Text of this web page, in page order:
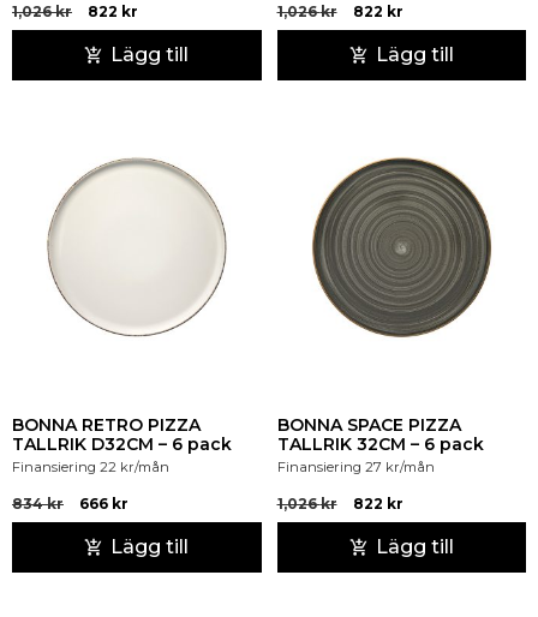
1,026kr 822 kr
Lägg till
1,026kr 822 kr
Lägg till
BONNA RETRO PIZZA
TALLRIK D32CM – 6 pack
Finansiering 22 kr/mån
834kr 666 kr
Lägg till
BONNA SPACE PIZZA
TALLRIK 32CM – 6 pack
Finansiering 27 kr/mån
1,026kr 822 kr
Lägg till